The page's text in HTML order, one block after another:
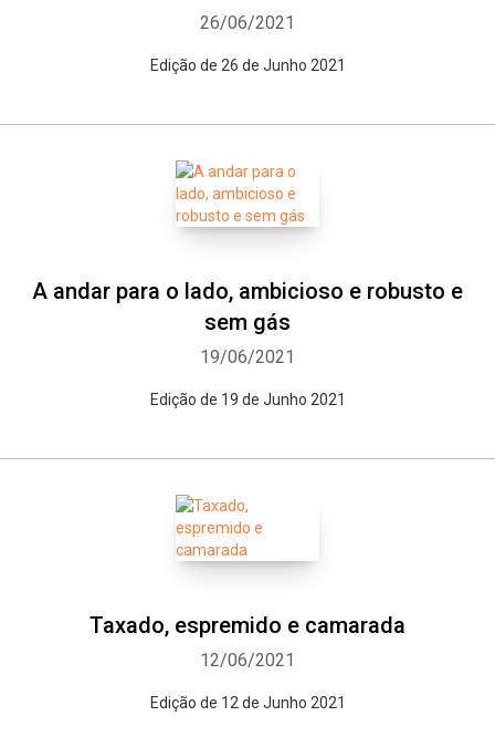
26/06/2021
Edição de 26 de Junho 2021
A andar para o lado, ambicioso e robusto e
sem gás
19/06/2021
Edição de 19 de Junho 2021
Taxado, espremido e camarada
12/06/2021
Edição de 12 de Junho 2021